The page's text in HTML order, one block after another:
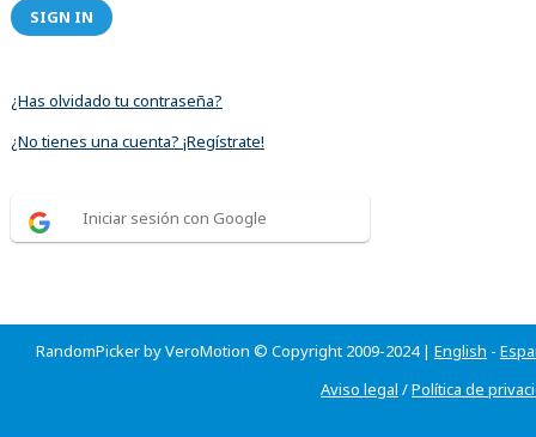
SIGN IN
¿Has olvidado tu contraseña?
¿No tienes una cuenta? ¡Regístrate!
Iniciar sesión con Google
RandomPicker by VeroMotion © Copyright 2009-2024 | English -
Aviso legal /Política de